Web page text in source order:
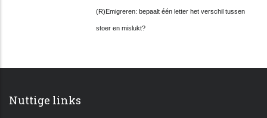
(R)Emigreren: bepaaltéén letter het verschil tussen
stoer en mislukt?
Nuttige links